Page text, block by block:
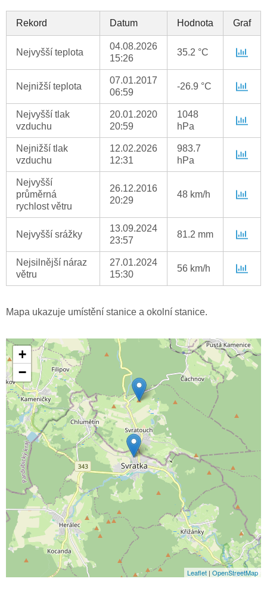
Rekord Datum Hodnota Graf
Nejvyšší teplota
04.08.2026
15:26
35.2 °C
Nejnižší teplota
07.01.2017
06:59
-26.9 °C
Nejvyšší tlak
vzduchu
20.01.2020
20:59
1048
hPa
Nejnižší tlak
vzduchu
12.02.2026
12:31
983.7
hPa
Nejvyšší
průměrná
rychlost větru
26.12.2016
20:29
48 km/h
Nejvyšší srážky
13.09.2024
23:57
81.2 mm
Nejsilnější náraz
větru
27.01.2024
15:30
56 km/h
Mapa ukazuje umístění stanice a okolní stanice.
+
−
Leaflet | OpenStreetMap